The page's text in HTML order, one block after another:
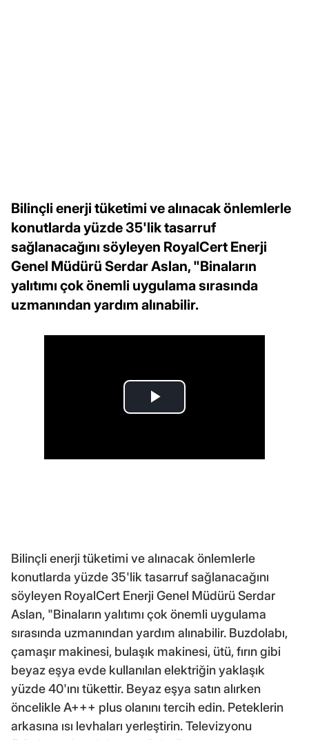
Bilinçli enerji tüketimi ve alınacak önlemlerle
konutlarda yüzde 35'lik tasarruf
sağlanacağını söyleyen RoyalCert Enerji
Genel Müdürü Serdar Aslan, "Binaların
yalıtımı çok önemli uygulama sırasında
uzmanından yardım alınabilir.
Bilinçli enerji tüketimi ve alınacak önlemlerle
konutlarda yüzde 35'lik tasarruf sağlanacağını
söyleyen RoyalCert Enerji Genel Müdürü Serdar
Aslan, "Binaların yalıtımı çok önemli uygulama
sırasında uzmanından yardım alınabilir. Buzdolabı,
çamaşır makinesi, bulaşık makinesi, ütü, fırın gibi
beyaz eşya evde kullanılan elektriğin yaklaşık
yüzde 40'ını tükettir. Beyaz eşya satın alırken
öncelikle A+++ plus olanını tercih edin. Peteklerin
arkasına ısı levhaları yerleştirin. Televizyonu